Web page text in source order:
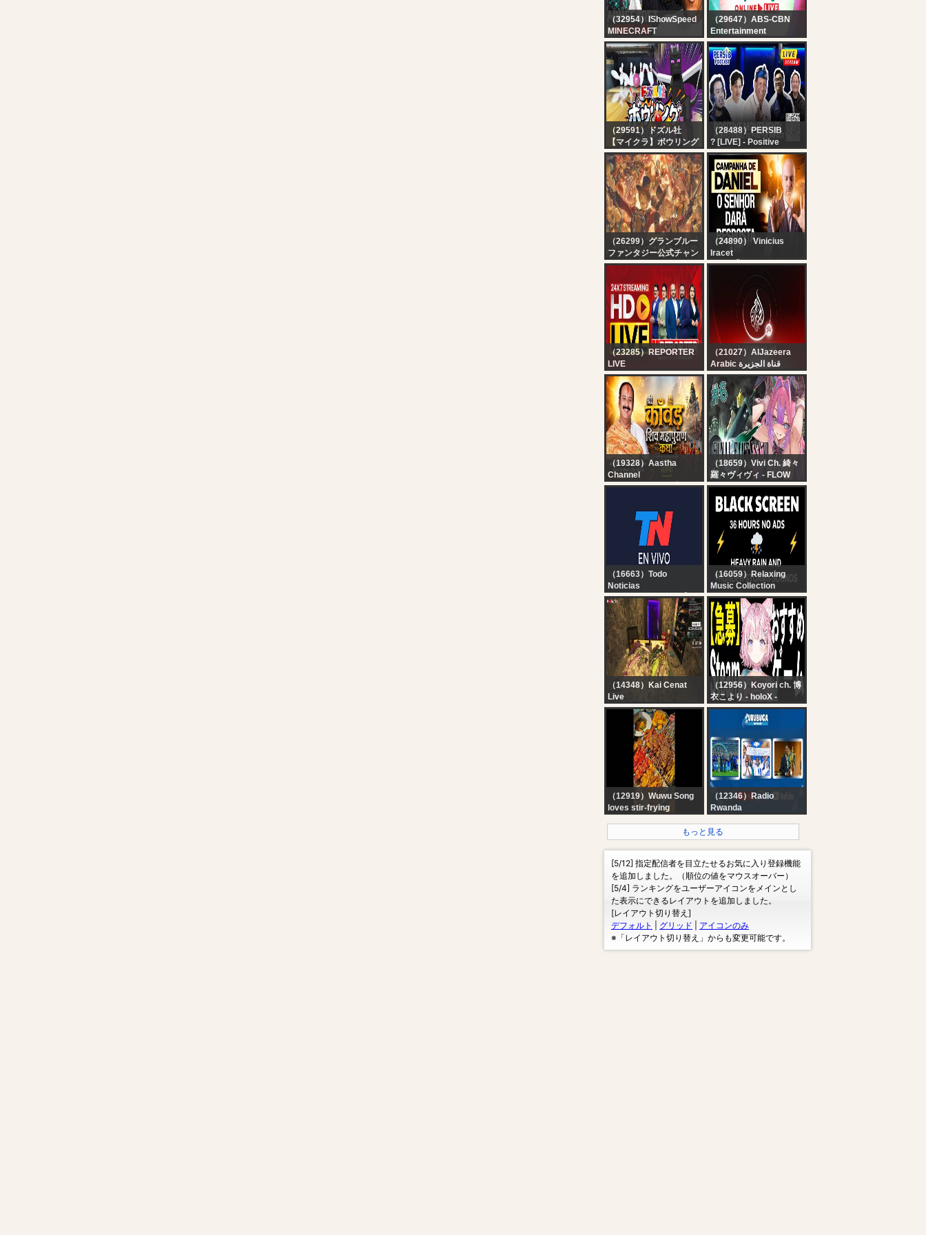
（32954）IShowSpeed
MINECRAFT
HARDCORE ALL
BOSSES DAY 2 ???‍♂️ft.
KaiCenat
（29647）ABS-CBN
Entertainment
Kapamilya Online Live |
August 8, 2026
（29591）ドズル社
【マイクラ】ボウリング
でストライクとると動け
るエンドラ討伐【ドズル
社生放送】
（28488）PERSIB
? [LIVE] - Positive
Movement: Dari Sepak
Bola menuju Dampak
Positif
（26299）グランブルー
ファンタジー公式チャン
ネル
グラブル生放送 ようこそ
真夏のショータイムSP
（24890） Vinicius
Iracet
ORAÇÃO PODEROSA
DO DIA NO SALMO 91
CAMPANHA DE
DANIEL - Um Poderoso
Dia De Bênção Sobre
Sua Casa
（23285）REPORTER
LIVE
24x7 Reporter Live TV |
Kerala Rain Alert Live |
HD Streaming | Latest
Malayalam News |
Reporter
（21027）AlJazeera
Arabic قناة الجزيرة
البث الحي لقناة الجزيرة |
التغطية مستمرة
（19328）Aastha
Channel
08/08/2026 | श्री काँवड़ शिव
प्रदीप जी मिश्रा | सीहोर, मध्य
प्रदेश #live
（18659）Vivi Ch. 綺々
羅々ヴィヴィ - FLOW
GLOW
#6【 FF7 】完全初見！
ファイナルファンタジー
７オリジナル！※ネタバ
レあります【#綺々羅々
ヴィヴィ
#hololiveDEV_IS
#FLOWGLOW】
（16663）Todo
Noticias
TN EN VIVO - SEGUÍ LA
TRANSMISIÓN EN VIVO
DE TODO NOTICIAS
（16059）Relaxing
Music Collection
? Heavy Rain and
Thunder Sounds for
Sleeping - Black
Screen | Perfect
Thunderstorm for Rest,
Live
（14348）Kai Cenat
Live
KAI X SPEED
MINECRAFT
MARATHON BEATING
ALL BOSSES
*HARDCORE* DAY 1
PART 1
（12956）Koyori ch. 博
衣こより - holoX -
【急募】おすすめSteam
ゲーム～ゲーム発掘！ホ
も！～【博衣こより/ホロ
ライブ】
（12919）Wuwu Song
loves stir-frying
working in the
（12346）Radio
Rwanda
#URUBUGARWIMIKINO:
Rayon Sports yatwaye
Simba SC na Yanga SC
mu birori
もっと見る
[5/12] 指定配信者を目立たせるお気に入り登録機能
を追加しました。（順位の値をマウスオーバー）
[5/4] ランキングをユーザーアイコンをメインとし
た表示にできるレイアウトを追加しました。
[レイアウト切り替え]
デフォルト
グリッド
アイコンのみ
※「レイアウト切り替え」からも変更可能です。